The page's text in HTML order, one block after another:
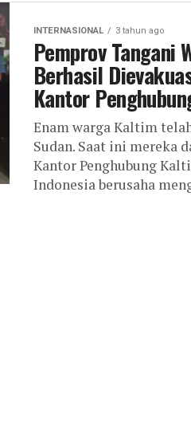
INTERNASIONAL 3 tahun ago
Pemprov Tangani
Berhasil
Kantor
Enam warga Kaltim
Sudan. Saat ini mereka
Kantor Penghubung
Indonesia berusaha